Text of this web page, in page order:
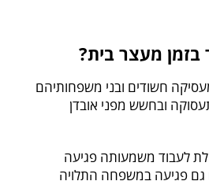
בזמן מעצר בית?
חשודים ובני משפחותיהם
ובחשש מפני אובדן
לעבוד משמעותה פגיעה
גם פגיעה במשפחה התלויה